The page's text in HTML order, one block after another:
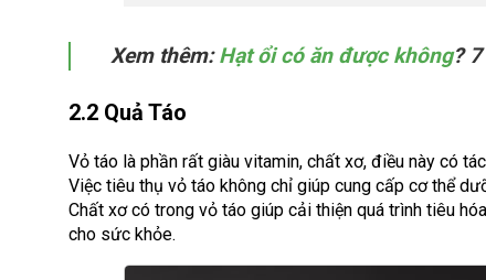
Xem thêm:Hạt ổi có ăn được không?
2.2 Quả Táo
Vỏ táo là phần rất giàu vitamin, chất xơ, điều này có
Việc tiêu thụ vỏ táo không chỉ giúp cung cấp cơ thể
Chất xơ có trong vỏ táo giúp cải thiện quá trình tiêu
cho sức khỏe.